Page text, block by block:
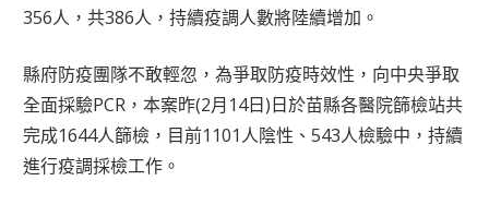
356人，共386人，持續疫調人數將陸續增加。
縣府防疫團隊不敢輕忽，為爭取防疫時效性，向中央爭取
全面採驗PCR，本案昨(2月14日)日於苗縣各醫院篩檢站共
完成1644人篩檢，目前1101人陰性、543人檢驗中，持續
進行疫調採檢工作。